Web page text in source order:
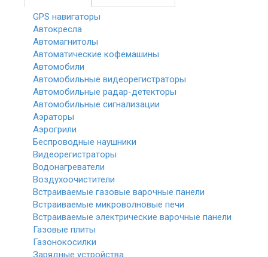
GPS навигаторы
Автокресла
Автомагнитолы
Автоматические кофемашины
Автомобили
Автомобильные видеорегистраторы
Автомобильные радар-детекторы
Автомобильные сигнализации
Аэраторы
Аэрогрили
Беспроводные наушники
Видеорегистраторы
Водонагреватели
Воздухоочистители
Встраиваемые газовые варочные панели
Встраиваемые микроволновые печи
Встраиваемые электрические варочные панели
Газовые плиты
Газонокосилки
Зарядные устройства